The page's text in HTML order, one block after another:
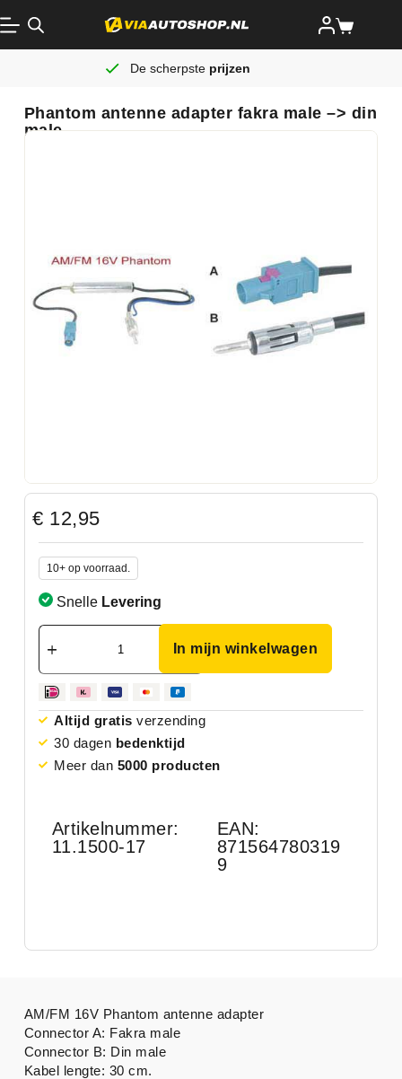
De scherpste prijzen
Phantom antenne adapter fakra male –> din
male
€ 12,95
10+ op voorraad.
Snelle Levering
In mijn winkelwagen
Altijd gratis verzending
30 dagen bedenktijd
Meer dan 5000 producten
Artikelnummer:
11.1500-17
EAN:
871564780319
9
AM/FM 16V Phantom antenne adapter
Connector A: Fakra male
Connector B: Din male
Kabel lengte: 30 cm.